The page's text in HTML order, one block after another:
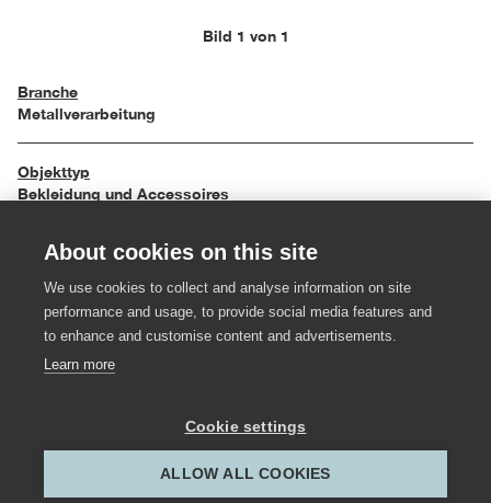
Bild 1 von 1
Branche
Metallverarbeitung
Objekttyp
Bekleidung und Accessoires
Einreichungsjahr
Material
Goldschmiede Gassner
About cookies on this site
We use cookies to collect and analyse information on site
performance and usage, to provide social media features and
to enhance and customise content and advertisements.
Learn more
Cookie settings
ALLOW ALL COOKIES